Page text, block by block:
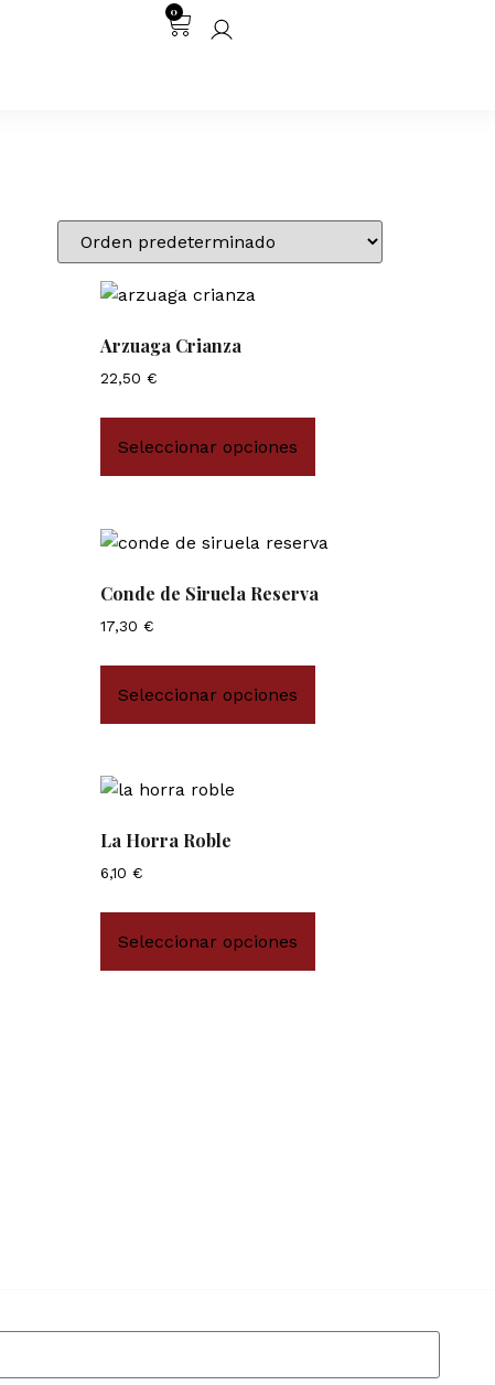
0
Arzuaga Crianza
22,50€
Seleccionar opciones
Conde de Siruela Reserva
17,30€
Seleccionar opciones
La Horra Roble
6,10€
Seleccionar opciones